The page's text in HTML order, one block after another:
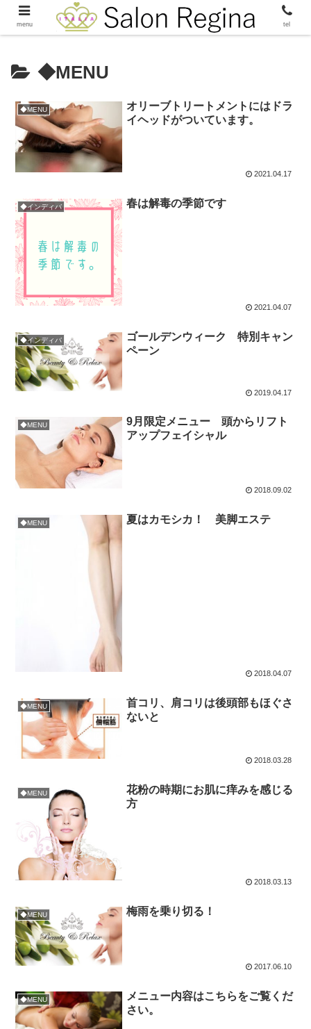
◆MENU
◆MENU
オリーブトリートメントにはドラ
イヘッドがついています。
2021.04.17
◆インディバ 春は解毒の季節です
2021.04.07
◆インディバ
ゴールデンウィーク 特別キャン
ペーン
2019.04.17
◆MENU
9月限定メニュー 頭からリフト
アップフェイシャル
2018.09.02
◆MENU 夏はカモシカ！ 美脚エステ
2018.04.07
◆MENU
首コリ、肩コリは後頭部もほぐさ
ないと
2018.03.28
◆MENU
花粉の時期にお肌に痒みを感じる
方
2018.03.13
◆MENU 梅雨を乗り切る！
2017.06.10
◆MENU
メニュー内容はこちらをご覧くだ
さい。
menu tel